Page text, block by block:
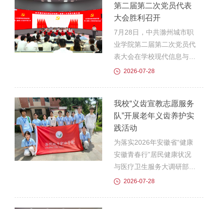
联合承办，汇聚全省38所
高校、51支参赛队伍，200
余名青年健儿齐聚赛场、同
台竞技。我校健美操代表队
赛场奋勇争先，喜获佳绩，
生动展现出城院学子优秀的
赛规格高、参赛竞争激烈，
赛事共设4个竞赛组...
第二届第二次党员代表
大会胜利召开
7月28日，中共滁州城市职
业学院第二届第二次党员代
表大会在学校现代信息与人
工智能学院报告厅胜利召
导，严格遵循《中国共产党
章程》和党内选举相关规
定，圆满完成各项议程。大
会由党委副书记、校长汪上
主持，84名党员代表参
会。会上，党委委员、组织
人事处处长杨莹宣读了市委
2026-07-28
我校“义齿宣教志愿服务
队”开展老年义齿养护实
践活动
为落实2026年安徽省“健康
安徽青春行”居民健康状况
与医疗卫生服务大调研部
署，我校“义齿宣教志愿服
2026-07-28